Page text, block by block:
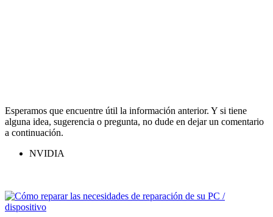
Esperamos que encuentre útil la información anterior. Y si tiene
alguna idea, sugerencia o pregunta, no dude en dejar un comentario
a continuación.
NVIDIA